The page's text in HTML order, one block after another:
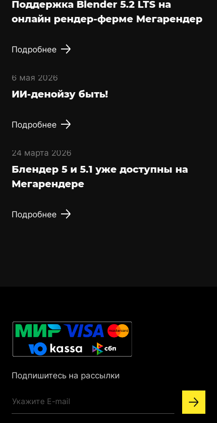
Поддержка Blender 5.2 LTS на
онлайн рендер-ферме Мегарендер
Подробнее
6 мая 2026
ИИ-денойзу быть!
Подробнее
24 марта 2026
Блендер 5 и 5.1 уже доступны на
Мегарендере
Подробнее
Подпишитесь на рассылки